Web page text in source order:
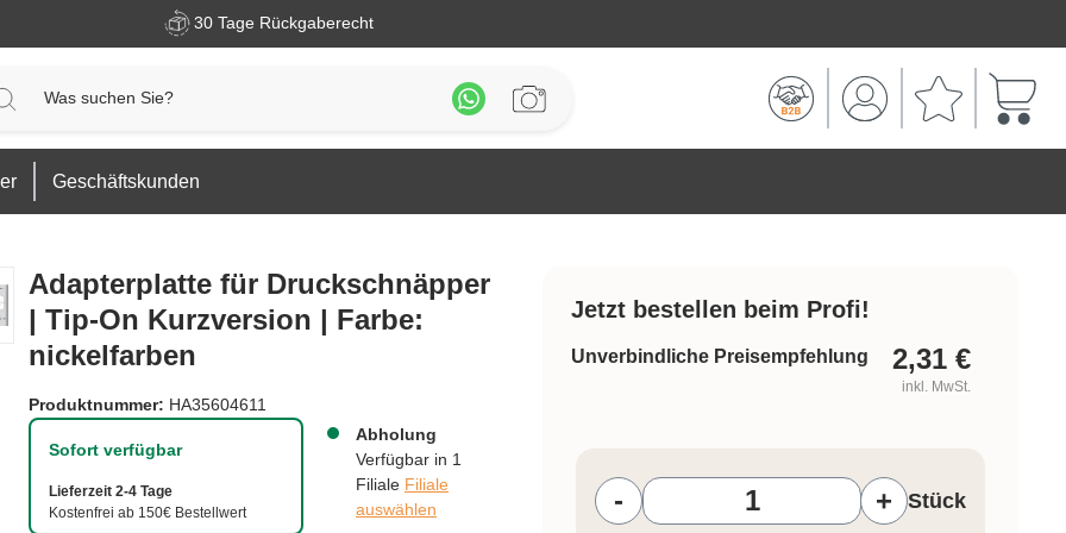
30 Tage Rückgaberecht
Geschäftskunden
Adapterplatte für Druckschnäpper
| Tip-On Kurzversion | Farbe:
nickelfarben
Produktnummer: HA35604611
Sofort verfügbar
Lieferzeit 2-4 Tage
Kostenfrei ab 150€ Bestellwert
Abholung
Verfügbar in 1
Filiale Filiale
auswählen
Jetzt bestellen beim Profi!
Unverbindliche Preisempfehlung 2,31 €
inkl. MwSt.
-
+ Stück